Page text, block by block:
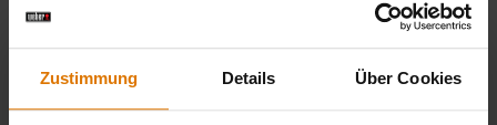
Zustimmung Details Über Cookies
Sei perfekt vorbereitet